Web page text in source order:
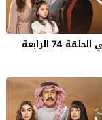
مسلسل امي الحلقة 74 الرابعة